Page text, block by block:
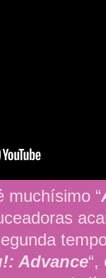
muchísimo “
Advance“,